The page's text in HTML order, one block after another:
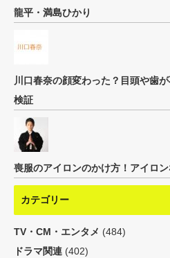
龍平・満島ひかり
川口春奈の顔変わった？目頭や歯
検証
喪服のアイロンのかけ方！アイロ
カテゴリー
TV・CM・エンタメ (484)
ドラマ関連 (402)